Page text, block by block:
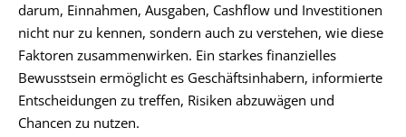
darum, Einnahmen, Ausgaben, Cashflow und Investitionen
nicht nur zu kennen, sondern auch zu verstehen, wie diese
Faktoren zusammenwirken. Ein starkes finanzielles
Bewusstsein ermöglicht es Geschäftsinhabern, informierte
Entscheidungen zu treffen, Risiken abzuwägen und
Chancen zu nutzen.